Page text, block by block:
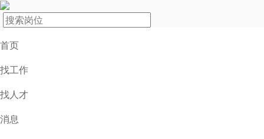
首页
找工作
找人才
消息